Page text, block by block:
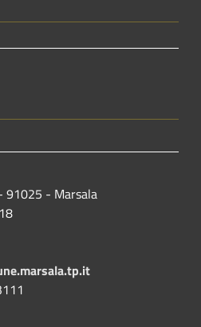
91025 - Marsala